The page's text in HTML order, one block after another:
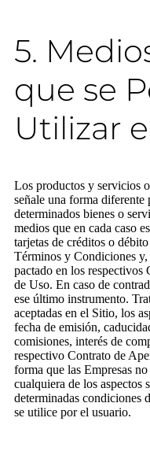
5.
que se
Utilizar
Los productos y servicios
señale una forma diferente
determinados bienes o
medios que en cada caso
tarjetas de créditos o
Términos y Condiciones
pactado en los respectivos
de Uso. En caso de
ese último instrumento.
aceptadas en el Sitio, los
fecha de emisión,
comisiones, interés de
respectivo Contrato de
forma que las Empresas
cualquiera de los aspectos
determinadas condiciones
se utilice por el usuario.